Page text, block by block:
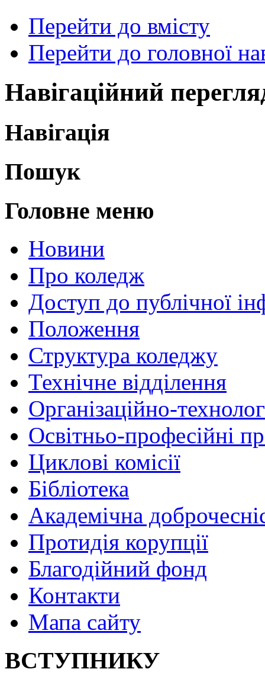
Перейти до вмісту
Перейти до головної
Навігаційний
Навігація
Пошук
Головне меню
Новини
Про коледж
Доступ до публічної
Положення
Структура коледжу
Технічне відділення
Організаційно-
Освітньо-професійні
Циклові комісії
Бібліотека
Академічна
Протидія корупції
Благодійний фонд
Контакти
Мапа сайту
ВСТУПНИКУ